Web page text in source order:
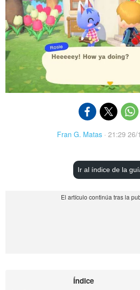
Fran G. Matas · 21:29 26/
Ir al índice de la
Índice